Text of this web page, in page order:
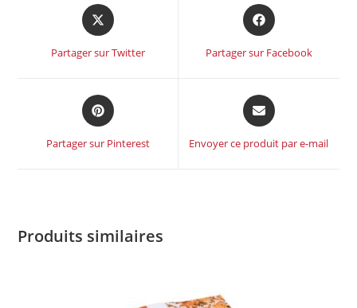
Partager sur Twitter Partager sur Facebook
Partager sur Pinterest Envoyer ce produit par e-mail
Produits similaires